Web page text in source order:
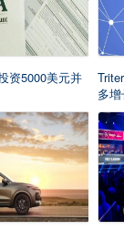
资5000美元并
多增